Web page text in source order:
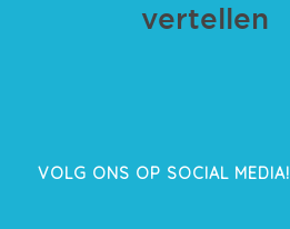
VOLG ONS OP SOCIAL MEDIA!